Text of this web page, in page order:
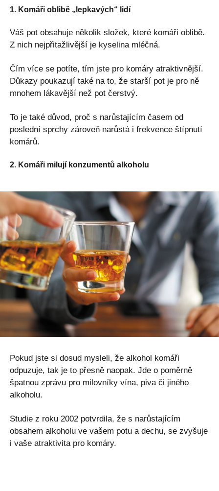
1. Komáři oblibě „lepkavých“ lidí
Váš pot obsahuje několik složek, které komáři oblibě.
Z nich nejpřitažlivější je kyselina mléčná.
Čím více se potíte, tím jste pro komáry atraktivnější.
Důkazy poukazují také na to, že starší pot je pro ně
mnohem lákavější než pot čerstvý.
To je také důvod, proč s narůstajícím časem od
poslední sprchy zároveň narůstá i frekvence štípnutí
komárů.
2. Komáři milují konzumentů alkoholu
Pokud jste si dosud mysleli, že alkohol komáři
odpuzuje, tak je to přesně naopak. Jde o poměrně
špatnou zprávu pro milovníky vína, piva či jiného
alkoholu.
Studie z roku 2002 potvrdila, že s narůstajícím
obsahem alkoholu ve vašem potu a dechu, se zvyšuje
i vaše atraktivita pro komáry.